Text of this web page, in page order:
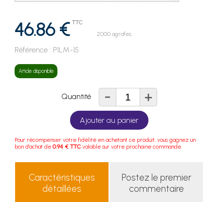
46.86 € TTC
2000 agrafes
Référence : PILM-15
Article disponible
Quantité - +
Ajouter au panier
Pour récompenser votre fidélité en achetant ce produit, vous gagnez un
bon d'achat de 0.94 € TTC valable sur votre prochaine commande.
Caractéristiques
détaillées
Postez le premier
commentaire